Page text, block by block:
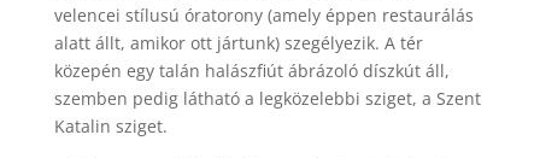
velencei stílusú óratorony (amely éppen restaurálás
alatt állt, amikor ott jártunk) szegélyezik. A tér
közepén egy talán halászfiút ábrázoló díszkút áll,
szemben pedig látható a legközelebbi sziget, a Szent
Katalin sziget.